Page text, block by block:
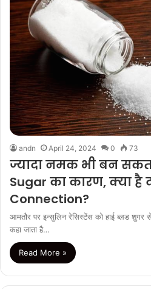
andn April 24, 2024 0 73
ज्यादा नमक भी बन
Sugar का कारण, क्या है
Connection?
आमतौर पर इन्सुलिन रेसिस्टेंस को हाई ब्लड शुगर
कहा जाता है…
Read More »